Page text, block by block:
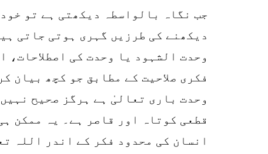
جب نگاہ بالواسطہ دیکھتی ہے تو
دیکھنے کی طرزیں گہری ہوتی جاتی
وحدت الشہود یا وحدت کی
فکری صلاحیت کے مطابق جو کچھ بیان
وحدت باری تعالیٰ ہے ہرگز صحیح
قطعی کوتاہ اور قاصر ہے۔ یہ ممکن
انسان کی محدود فکر کے اندر اللہ